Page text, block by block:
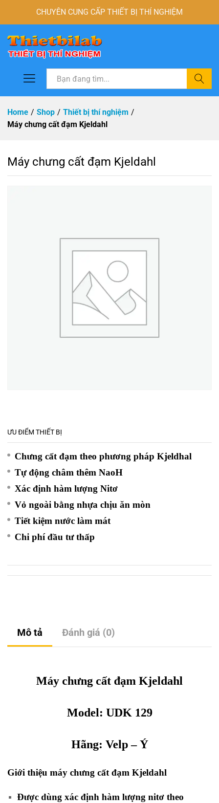
CHUYÊN CUNG CẤP THIẾT BỊ THÍ NGHIỆM
Tìm
Home / Shop / Thiết bị thí nghiệm /
Máy chưng cất đạm Kjeldahl
Máy chưng cất đạm Kjeldahl
ƯU ĐIỂM THIẾT BỊ
Chưng cất đạm theo phương pháp Kjeldhal
Tự động châm thêm NaoH
Xác định hàm lượng Nitơ
Vỏ ngoài bằng nhựa chịu ăn mòn
Tiết kiệm nước làm mát
Chi phí đầu tư thấp
Mô tả Đánh giá (0)
Máy chưng cất đạm Kjeldahl
Model: UDK 129
Hãng: Velp– Ý
Giới thiệu máy chưng cất đạm Kjeldahl
Được dùng xác định hàm lượng nitơ theo